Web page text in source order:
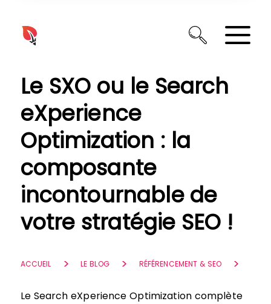
Le SXO ou le Search
eXperience
Optimization : la
composante
incontournable de
votre stratégie SEO !
ACCUEIL LE BLOG RÉFÉRENCEMENT & SEO
Le Search eXperience Optimization complète